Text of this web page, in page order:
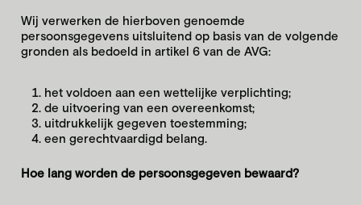
Wij verwerken de hierboven genoemde
persoonsgegevens uitsluitend op basis van de volgende
gronden als bedoeld in artikel 6 van de AVG:
het voldoen aan een wettelijke verplichting;
de uitvoering van een overeenkomst;
uitdrukkelijk gegeven toestemming;
een gerechtvaardigd belang.
Hoe lang worden de persoonsgegeven bewaard?